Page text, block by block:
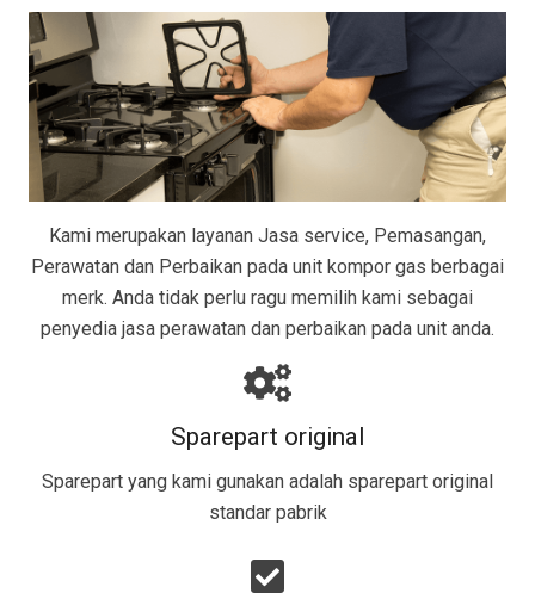
Kami merupakan layanan Jasa service, Pemasangan,
Perawatan dan Perbaikan pada unit kompor gas berbagai
merk. Anda tidak perlu ragu memilih kami sebagai
penyedia jasa perawatan dan perbaikan pada unit anda.
Sparepart original
Sparepart yang kami gunakan adalah sparepart original
standar pabrik​